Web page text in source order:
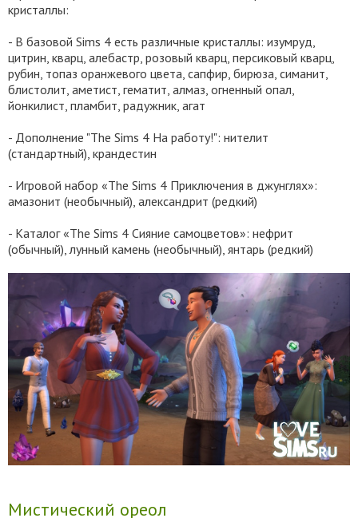
кристаллы:
- В базовой Sims 4 есть различные кристаллы: изумруд,
цитрин, кварц, алебастр, розовый кварц, персиковый кварц,
рубин, топаз оранжевого цвета, сапфир, бирюза, симанит,
блистолит, аметист, гематит, алмаз, огненный опал,
йонкилист, пламбит, радужник, агат
- Дополнение "The Sims 4 На работу!": нителит
(стандартный), крандестин
- Игровой набор «The Sims 4 Приключения в джунглях»:
амазонит (необычный), александрит (редкий)
- Каталог «The Sims 4 Сияние самоцветов»: нефрит
(обычный), лунный камень (необычный), янтарь (редкий)
Мистический ореол